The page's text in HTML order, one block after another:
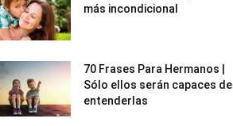
más incondicional
70 Frases Para Hermanos |
Sólo ellos serán capaces de
entenderlas